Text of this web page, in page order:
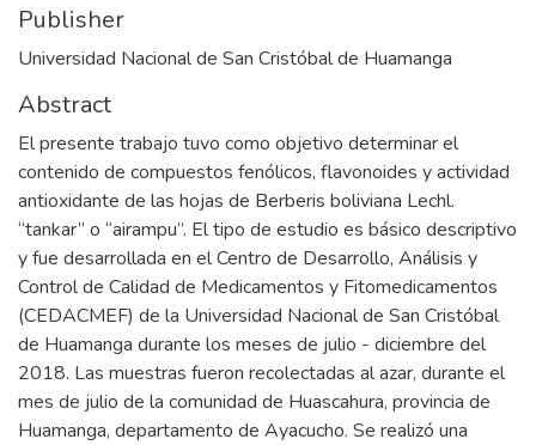
Publisher
Universidad Nacional de San Cristóbal de Huamanga
Abstract
El presente trabajo tuvo como objetivo determinar el
contenido de compuestos fenólicos, flavonoides y actividad
antioxidante de las hojas de Berberis boliviana Lechl.
“tankar” o “airampu”. El tipo de estudio es básico descriptivo
y fue desarrollada en el Centro de Desarrollo, Análisis y
Control de Calidad de Medicamentos y Fitomedicamentos
(CEDACMEF) de la Universidad Nacional de San Cristóbal
de Huamanga durante los meses de julio - diciembre del
2018. Las muestras fueron recolectadas al azar, durante el
mes de julio de la comunidad de Huascahura, provincia de
Huamanga, departamento de Ayacucho. Se realizó una